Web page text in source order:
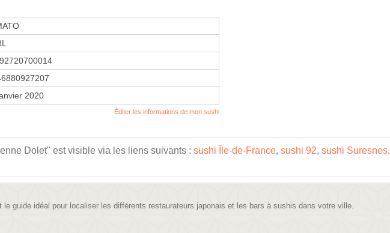
2020
Éditer les informations de mon sushi
Dolet" est visible via les liens suivants : sushi Île-de-France, sushi 92, sushi Suresnes.
le guide idéal pour localiser les différents restaurateurs japonais et les bars à sushis dans votre ville.